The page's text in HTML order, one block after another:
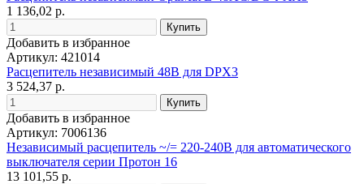
1 136,02 р.
Добавить в избранное
Артикул: 421014
Расцепитель независимый 48В для DPX3
3 524,37 р.
Добавить в избранное
Артикул: 7006136
Независимый расцепитель ~/= 220-240B для автоматического
выключателя серии Протон 16
13 101,55 р.